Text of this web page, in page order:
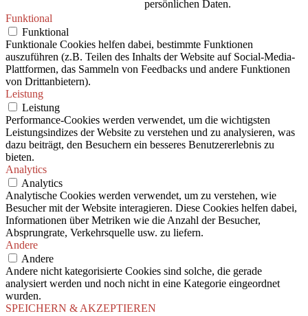
persönlichen Daten.
Funktional
Funktional
Funktionale Cookies helfen dabei, bestimmte Funktionen
auszuführen (z.B. Teilen des Inhalts der Website auf Social-Media-
Plattformen, das Sammeln von Feedbacks und andere Funktionen
von Drittanbietern).
Leistung
Leistung
Performance-Cookies werden verwendet, um die wichtigsten
Leistungsindizes der Website zu verstehen und zu analysieren, was
dazu beiträgt, den Besuchern ein besseres Benutzererlebnis zu
bieten.
Analytics
Analytics
Analytische Cookies werden verwendet, um zu verstehen, wie
Besucher mit der Website interagieren. Diese Cookies helfen dabei,
Informationen über Metriken wie die Anzahl der Besucher,
Absprungrate, Verkehrsquelle usw. zu liefern.
Andere
Andere
Andere nicht kategorisierte Cookies sind solche, die gerade
analysiert werden und noch nicht in eine Kategorie eingeordnet
wurden.
SPEICHERN & AKZEPTIEREN